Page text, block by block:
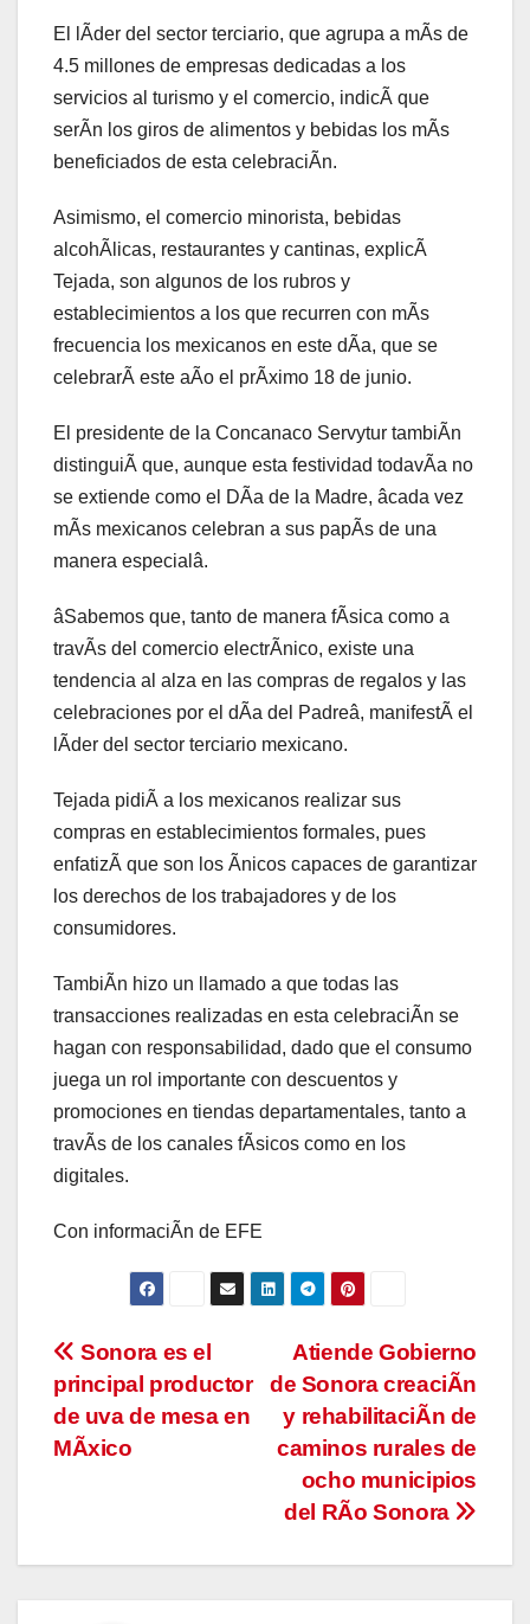
El lÃder del sector terciario, que agrupa a mÃs de
4.5 millones de empresas dedicadas a los
servicios al turismo y el comercio, indicÃ que
serÃn los giros de alimentos y bebidas los mÃs
beneficiados de esta celebraciÃn.
Asimismo, el comercio minorista, bebidas
alcohÃlicas, restaurantes y cantinas, explicÃ
Tejada, son algunos de los rubros y
establecimientos a los que recurren con mÃs
frecuencia los mexicanos en este dÃa, que se
celebrarÃ este aÃo el prÃximo 18 de junio.
El presidente de la Concanaco Servytur tambiÃn
distinguiÃ que, aunque esta festividad todavÃa no
se extiende como el DÃa de la Madre, âcada vez
mÃs mexicanos celebran a sus papÃs de una
manera especialâ.
âSabemos que, tanto de manera fÃsica como a
travÃs del comercio electrÃnico, existe una
tendencia al alza en las compras de regalos y las
celebraciones por el dÃa del Padreâ, manifestÃ el
lÃder del sector terciario mexicano.
Tejada pidiÃ a los mexicanos realizar sus
compras en establecimientos formales, pues
enfatizÃ que son los Ãnicos capaces de garantizar
los derechos de los trabajadores y de los
consumidores.
TambiÃn hizo un llamado a que todas las
transacciones realizadas en esta celebraciÃn se
hagan con responsabilidad, dado que el consumo
juega un rol importante con descuentos y
promociones en tiendas departamentales, tanto a
travÃs de los canales fÃsicos como en los
digitales.
Con informaciÃn de EFE
Navegación
de
entradas
Atiende Gobierno
de Sonora creaciÃn
y rehabilitaciÃn de
caminos rurales de
ocho municipios
del RÃo Sonora
Sonora es el
principal productor
de uva de mesa en
MÃxico